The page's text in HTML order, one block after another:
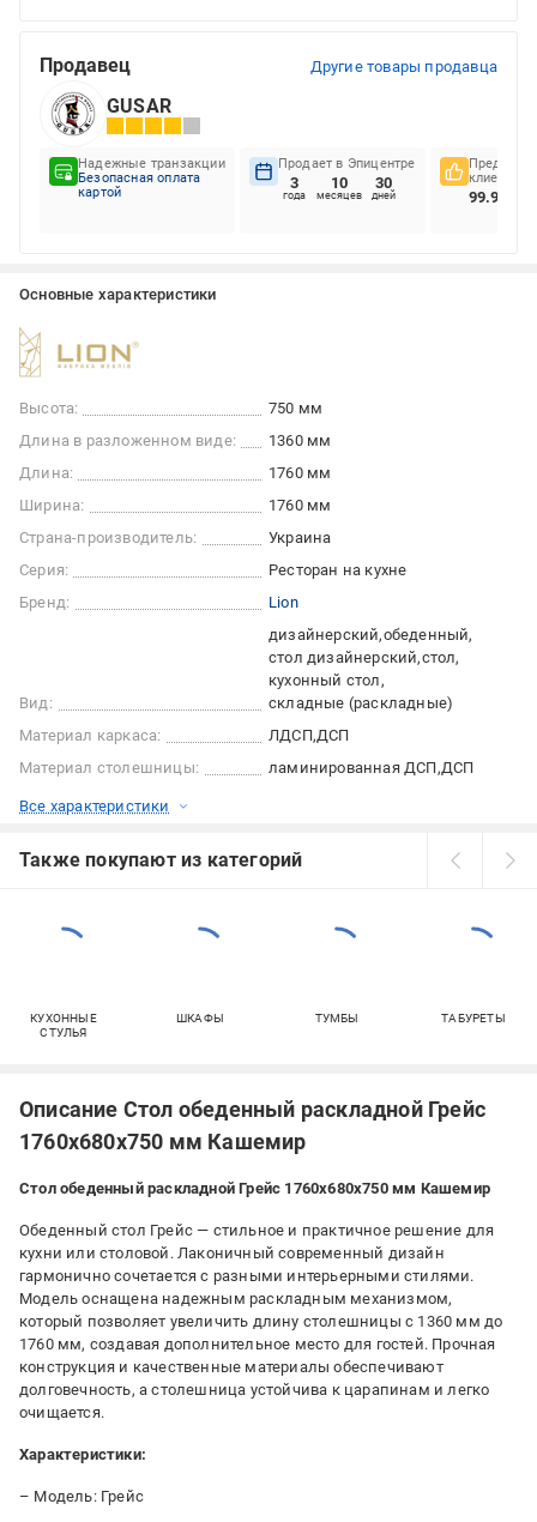
Продавец Другие товары продавца
GUSAR
Надежные транзакции
Безопасная оплата
картой
Продает в Эпицентре
3
года
10
месяцев
30
дней
клиентов
99.98%
Основные характеристики
Высота:
750 мм
Длина в разложенном виде:
1360 мм
Длина:
1760 мм
Ширина:
1760 мм
Страна-производитель:
Украина
Серия:
Ресторан на кухне
Бренд:
Lion
Вид:
дизайнерский обеденный
стол дизайнерский стол
кухонный стол
складные (раскладные)
Материал каркаса:
ЛДСП ДСП
Материал столешницы:
ламинированная ДСП ДСП
Все характеристики
Также покупают из категорий
КУХОННЫЕ
СТУЛЬЯ
ШКАФЫ ТУМБЫ ТАБУРЕТЫ
Описание Стол обеденный раскладной Грейс
1760x680x750 мм Кашемир
Стол обеденный раскладной Грейс 1760x680x750 мм Кашемир
Обеденный стол Грейс — стильное и практичное решение для
кухни или столовой. Лаконичный современный дизайн
гармонично сочетается с разными интерьерными стилями.
Модель оснащена надежным раскладным механизмом,
который позволяет увеличить длину столешницы с 1360 мм до
1760 мм, создавая дополнительное место для гостей. Прочная
конструкция и качественные материалы обеспечивают
долговечность, а столешница устойчива к царапинам и легко
очищается.
Характеристики:
– Модель: Грейс